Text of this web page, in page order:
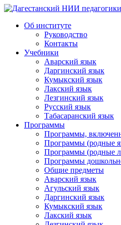
Дагестанский НИИ педагогики
Об институте
Руководство
Контакты
Учебники
Аварский язык
Даргинский язык
Кумыкский язык
Лакский язык
Лезгинский язык
Русский язык
Табасаранский язык
Программы
Программы,
Программы
Программы
Программы
Общие предметы
Аварский язык
Агульский язык
Даргинский язык
Кумыкский язык
Лакский язык